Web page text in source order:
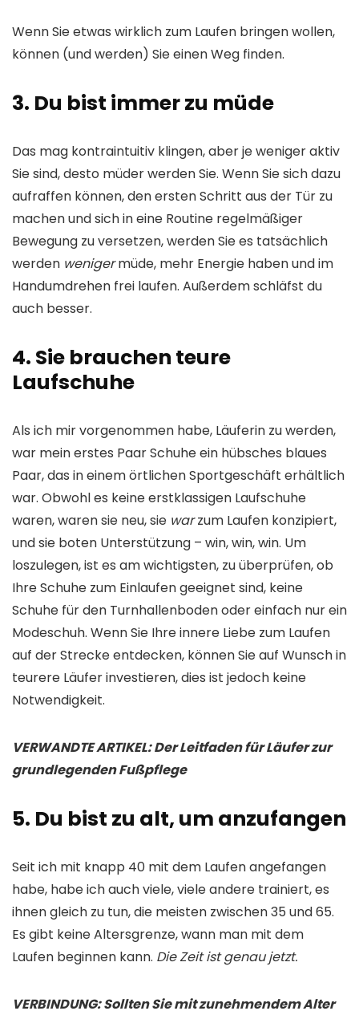
Wenn Sie etwas wirklich zum Laufen bringen wollen,
können (und werden) Sie einen Weg finden.
3. Du bist immer zu müde
Das mag kontraintuitiv klingen, aber je weniger aktiv
Sie sind, desto müder werden Sie. Wenn Sie sich dazu
aufraffen können, den ersten Schritt aus der Tür zu
machen und sich in eine Routine regelmäßiger
Bewegung zu versetzen, werden Sie es tatsächlich
werden wenigermüde, mehr Energie haben und im
Handumdrehen frei laufen. Außerdem schläfst du
auch besser.
4. Sie brauchen teure
Laufschuhe
Als ich mir vorgenommen habe, Läuferin zu werden,
war mein erstes Paar Schuhe ein hübsches blaues
Paar, das in einem örtlichen Sportgeschäft erhältlich
war. Obwohl es keine erstklassigen Laufschuhe
waren, waren sie neu, sie warzum Laufen konzipiert,
und sie boten Unterstützung – win, win, win. Um
loszulegen, ist es am wichtigsten, zu überprüfen, ob
Ihre Schuhe zum Einlaufen geeignet sind, keine
Schuhe für den Turnhallenboden oder einfach nur ein
Modeschuh. Wenn Sie Ihre innere Liebe zum Laufen
auf der Strecke entdecken, können Sie auf Wunsch in
teurere Läufer investieren, dies ist jedoch keine
Notwendigkeit.
VERWANDTE ARTIKEL: Der Leitfaden für Läufer zur
grundlegenden Fußpflege
5. Du bist zu alt, um anzufangen
Seit ich mit knapp 40 mit dem Laufen angefangen
habe, habe ich auch viele, viele andere trainiert, es
ihnen gleich zu tun, die meisten zwischen 35 und 65.
Es gibt keine Altersgrenze, wann man mit dem
Laufen beginnen kann. Die Zeit ist genau jetzt.
VERBINDUNG: Sollten Sie mit zunehmendem Alter